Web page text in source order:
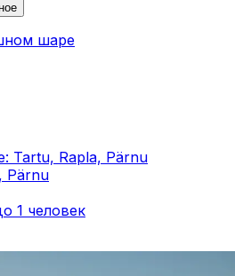
шаре
Tartu, Rapla, Pärnu
Pärnu
1 человек